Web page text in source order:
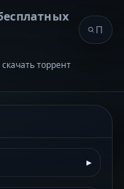
торрент
▸